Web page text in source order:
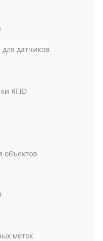
датчиков
RFID
объектов
меток